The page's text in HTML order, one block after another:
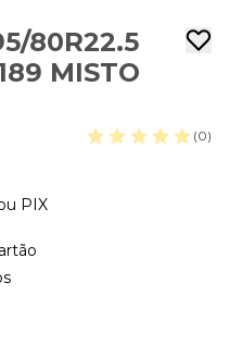
80R22.5
MISTO
(0)
PIX